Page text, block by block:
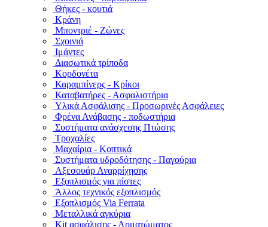
Θήκες - κουτιά
Κράνη
Μποντριέ - Ζώνες
Σχοινιά
Ιμάντες
Διασωτικά τρίποδα
Κορδονέτα
Καραμπίνερς - Κρίκοι
Καταβατήρες - Ασφαλιστήρια
Υλικά Ασφάλισης - Προσωρινές Ασφάλειες
Φρένα Ανάβασης - ποδωστήρια
Συστήματα ανάσχεσης Πτώσης
Τροχαλίες
Μαχαίρια - Κοπτικά
Συστήματα υδροδότησης - Παγούρια
Αξεσουάρ Αναρρίχησης
Εξοπλισμός για πίστες
Άλλος τεχνικός εξοπλισμός
Εξοπλισμός Via Ferrata
Μεταλλικά αγκύρια
Kit ασφάλισης - Αρματώματος